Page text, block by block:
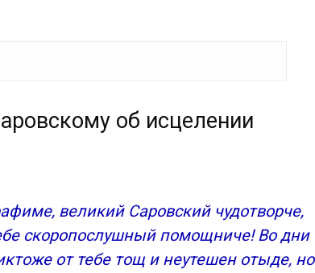
и замужествеоб исцелении
великий Саровский чудотворче,
скоропослушный помощниче! Во дни
от тебе тощ и неутешен отыде, но